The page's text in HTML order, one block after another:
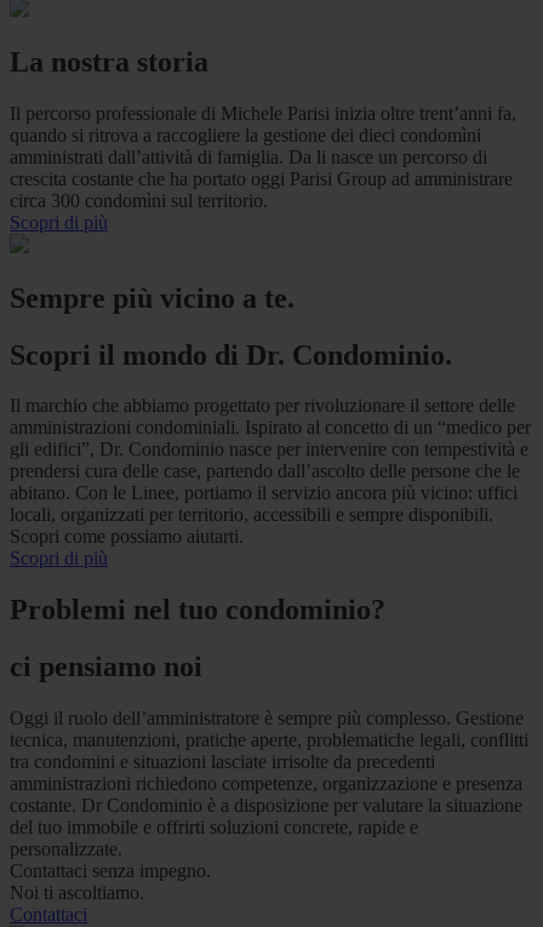
La nostra storia
Il percorso professionale di Michele Parisi inizia oltre trent’anni fa,
quando si ritrova a raccogliere la gestione dei dieci condomìni
amministrati dall’attività di famiglia. Da li nasce un percorso di
crescita costante che ha portato oggi Parisi Group ad amministrare
circa 300 condomìni sul territorio.
Scopri di più
Sempre più vicino a te.
Scopri il mondo di Dr. Condominio.
Il marchio che abbiamo progettato per rivoluzionare il settore delle
amministrazioni condominiali. Ispirato al concetto di un “medico per
gli edifici”, Dr. Condominio nasce per intervenire con tempestività e
prendersi cura delle case, partendo dall’ascolto delle persone che le
abitano. Con le Linee, portiamo il servizio ancora più vicino: uffici
locali, organizzati per territorio, accessibili e sempre disponibili.
Scopri come possiamo aiutarti.
Scopri di più
Problemi nel tuo condominio?
ci pensiamo noi
Oggi il ruolo dell’amministratore è sempre più complesso. Gestione
tecnica, manutenzioni, pratiche aperte, problematiche legali, conflitti
tra condomini e situazioni lasciate irrisolte da precedenti
amministrazioni richiedono competenze, organizzazione e presenza
costante. Dr Condominio è a disposizione per valutare la situazione
del tuo immobile e offrirti soluzioni concrete, rapide e
personalizzate.
Contattaci senza impegno.
Noi ti ascoltiamo.
Contattaci